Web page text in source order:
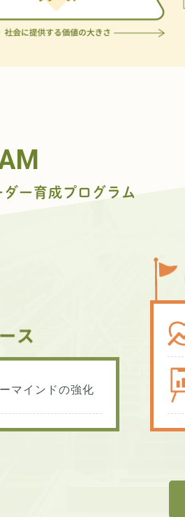
ー育成プログラム
マインドの強化